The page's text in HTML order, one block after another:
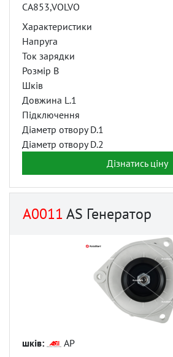
CA853,VOLVO
Характеристики
Напруга
Ток зарядки
Розмір B
Шків
Довжина L.1
Підключення
Діаметр отвору D.1
Діаметр отвору D.2
Дізнатись ціну
A0011AS Генератор
шків:
AP